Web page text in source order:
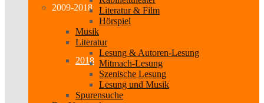
2009-2018
2018
Literatur & Film
Hörspiel
Musik
Literatur
Lesung & Autoren-Lesung
Mitmach-Lesung
Szenische Lesung
Lesung und Musik
Spurensuche